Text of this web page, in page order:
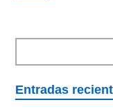
Entradas